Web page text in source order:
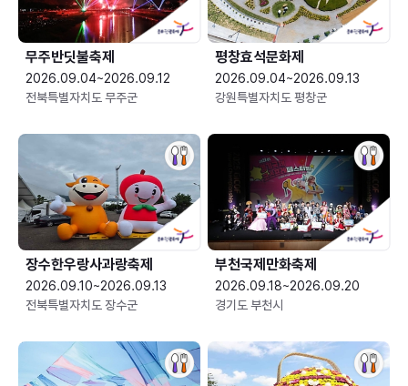
무주반딧불축제
2026.09.04~2026.09.12
전북특별자치도 무주군
평창효석문화제
2026.09.04~2026.09.13
강원특별자치도 평창군
장수한우랑사과랑축제
2026.09.10~2026.09.13
전북특별자치도 장수군
부천국제만화축제
2026.09.18~2026.09.20
경기도 부천시